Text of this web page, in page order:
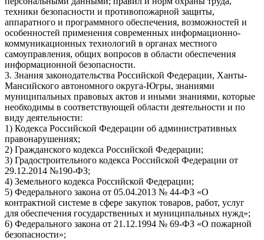
техники безопасности и противопожарной защиты,
аппаратного и программного обеспечения, возможностей и
особенностей применения современных информационно-
коммуникационных технологий в органах местного
самоуправления, общих вопросов в области обеспечения
информационной безопасности.
3. Знания законодательства Российской Федерации, Ханты-
Мансийского автономного округа-Югры, знаниями
муниципальных правовых актов и иными знаниями, которые
необходимы в соответствующей области деятельности и по
виду деятельности:
1) Кодекса Российской Федерации об административных
правонарушениях;
2) Гражданского кодекса Российской Федерации;
3) Градостроительного кодекса Российской Федерации от
29.12.2014 №190-ФЗ;
4) Земельного кодекса Российской Федерации;
5) Федерального закона от 05.04.2013 № 44-ФЗ «О
контрактной системе в сфере закупок товаров, работ, услуг
для обеспечения государственных и муниципальных нужд»;
6) Федерального закона от 21.12.1994 № 69-ФЗ «О пожарной
безопасности»;